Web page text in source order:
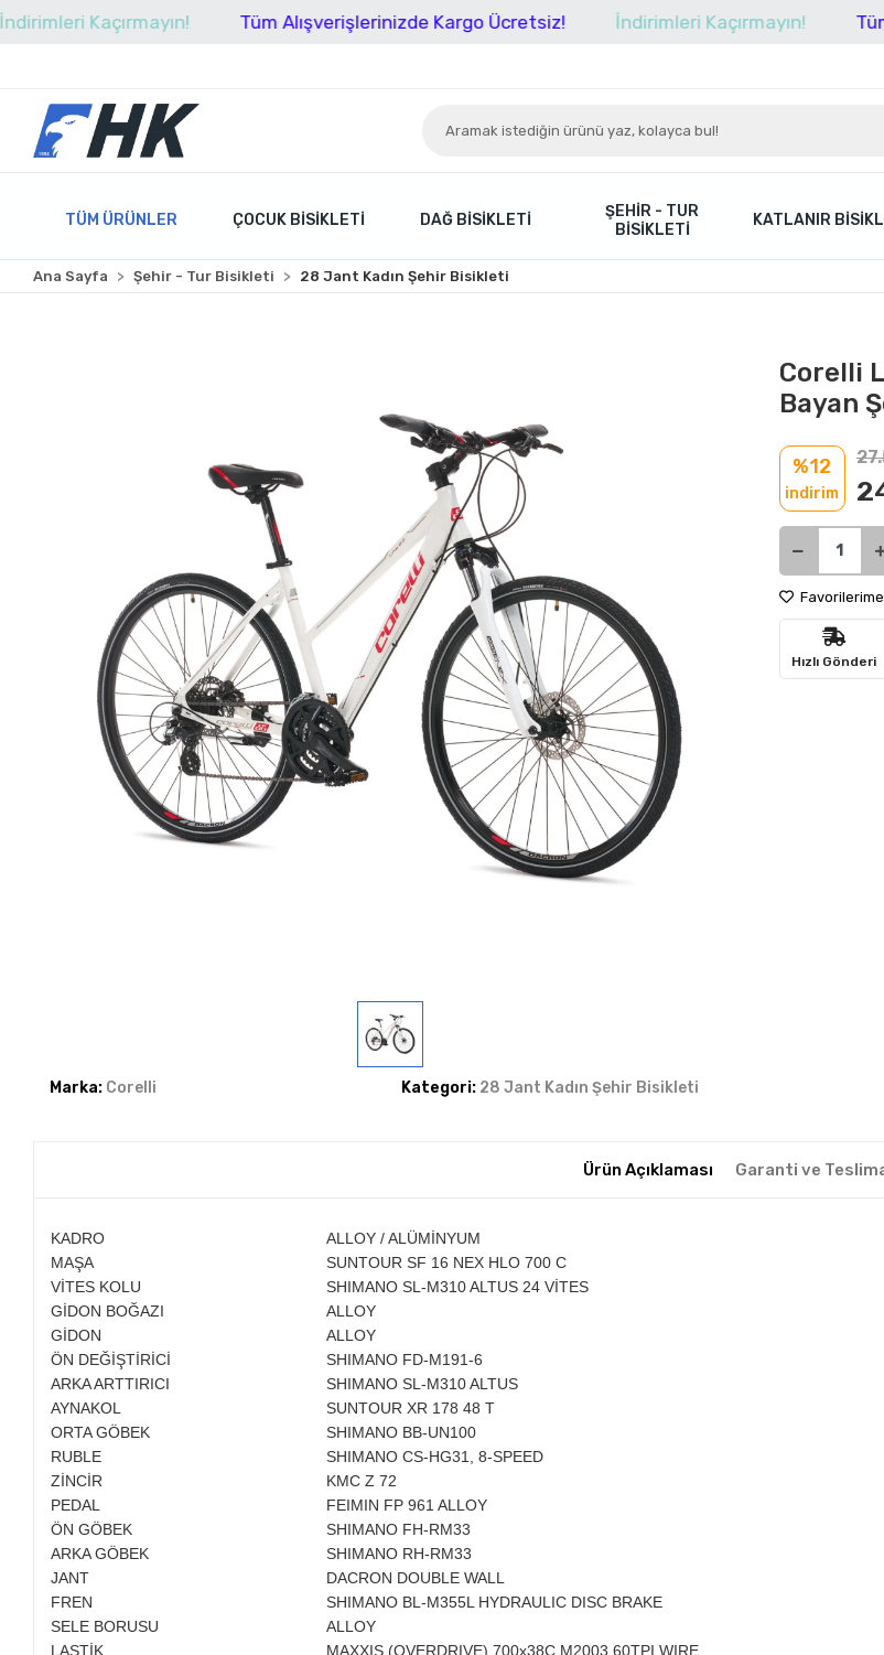
Kaçırmayın! Tüm Alışverişlerinizde Kargo Ücretsiz! İndirimleri Kaçırmayın! Tüm
TÜM ÜRÜNLER ÇOCUK BISIKLETI DAĞ BISIKLETI
ŞEHIR - TUR
BISIKLETI
KATLANIR
Ana Sayfa Şehir - Tur Bisikleti 28 Jant Kadın Şehir Bisikleti
Marka: Corelli Kategori: 28 Jant Kadın Şehir Bisikleti
Corelli
Bayan
%12
indirim
Hızlı Gönderi
Ürün Açıklaması Garanti ve
KADRO
ALLOY / ALÜMİNYUM
MAŞA
SUNTOUR SF 16 NEX HLO 700 C
VİTES KOLU
SHIMANO SL-M310 ALTUS 24 VİTES
GİDON BOĞAZI
ALLOY
GİDON
ALLOY
ÖN DEĞİŞTİRİCİ
SHIMANO FD-M191-6
ARKA ARTTIRICI
SHIMANO SL-M310 ALTUS
AYNAKOL
SUNTOUR XR 178 48 T
ORTA GÖBEK
SHIMANO BB-UN100
RUBLE
SHIMANO CS-HG31, 8-SPEED
ZİNCİR
KMC Z 72
PEDAL
FEIMIN FP 961 ALLOY
ÖN GÖBEK
SHIMANO FH-RM33
ARKA GÖBEK
SHIMANO RH-RM33
JANT
DACRON DOUBLE WALL
FREN
SHIMANO BL-M355L HYDRAULIC DISC BRAKE
SELE BORUSU
ALLOY
LASTİK
MAXXIS (OVERDRIVE) 700x38C M2003 60TPI WIRE